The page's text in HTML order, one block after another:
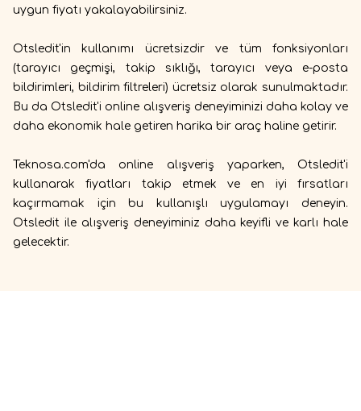
uygun fiyatı yakalayabilirsiniz.
Otsledit'in kullanımı ücretsizdir ve tüm fonksiyonları
(tarayıcı geçmişi, takip sıklığı, tarayıcı veya e-posta
bildirimleri, bildirim filtreleri) ücretsiz olarak sunulmaktadır.
Bu da Otsledit'i online alışveriş deneyiminizi daha kolay ve
daha ekonomik hale getiren harika bir araç haline getirir.
Teknosa.com'da online alışveriş yaparken, Otsledit'i
kullanarak fiyatları takip etmek ve en iyi fırsatları
kaçırmamak için bu kullanışlı uygulamayı deneyin.
Otsledit ile alışveriş deneyiminiz daha keyifli ve karlı hale
gelecektir.